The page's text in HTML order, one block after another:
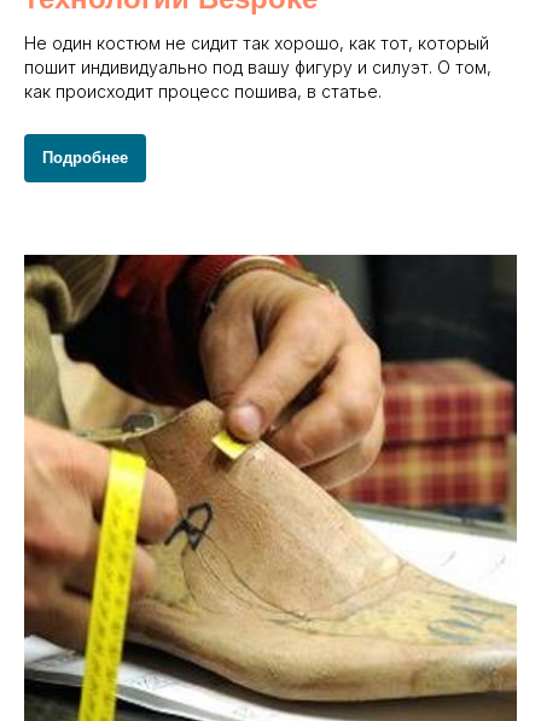
Не один костюм не сидит так хорошо, как тот, который
пошит индивидуально под вашу фигуру и силуэт. О том,
как происходит процесс пошива, в статье.
Подробнее